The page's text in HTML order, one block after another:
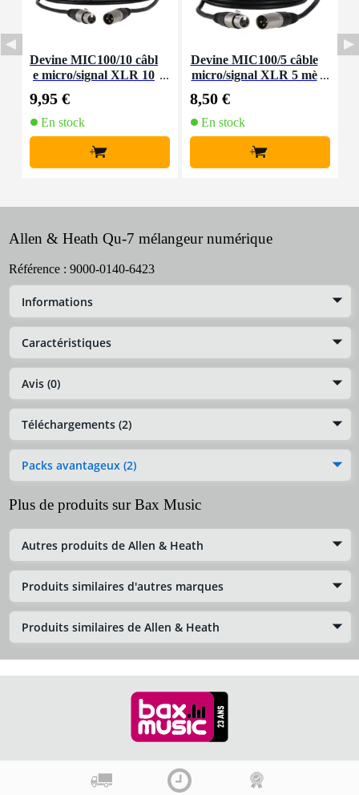
Devine MIC100/10 câbl
e micro/signal XLR 10
9,95 €
En stock
+
Devine MIC100/5 câble
micro/signal XLR 5 mè
8,50 €
En stock
+
Allen & Heath Qu-7 mélangeur numérique
Référence : 9000-0140-6423
Informations
Caractéristiques
Avis (0)
Téléchargements (2)
Packs avantageux (2)
Plus de produits sur Bax Music
Autres produits de Allen & Heath
Produits similaires d'autres marques
Produits similaires de Allen & Heath